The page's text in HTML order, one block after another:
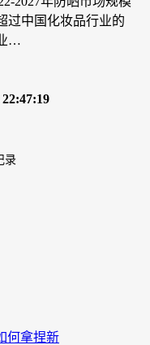
过中国化妆品行业的
…
录
何拿捏新